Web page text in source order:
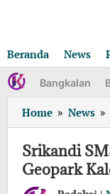
Beranda
News
Bangkalan
Home » News »
Srikandi
Geopark